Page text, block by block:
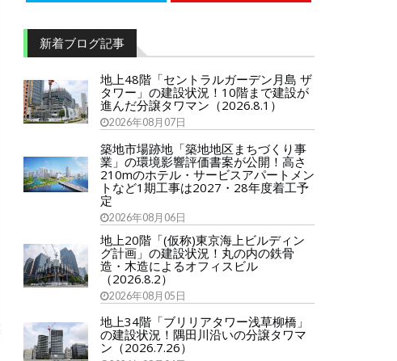
新着ブログ記事
地上48階「セントラルガーデン月島 ザ
タワー」の建設状況！10階まで建設が
進んだ分譲タワマン（2026.8.1）
2026年08月07日
築地市場跡地「築地地区まちづくり事
業」の環境影響評価書案が公開！高さ
210mのホテル・サービスアパートメン
トなど1期工事は2027・28年度着工予
定
2026年08月06日
地上20階「(仮称)東京海上ビルディン
グ計画」の建設状況！丸の内の鉄骨
造・木造によるオフィスビル
（2026.8.2）
2026年08月05日
地上34階「ブリリアタワー浅草柳橋」
の建設状況！隅田川沿いの分譲タワマ
ン（2026.7.26）